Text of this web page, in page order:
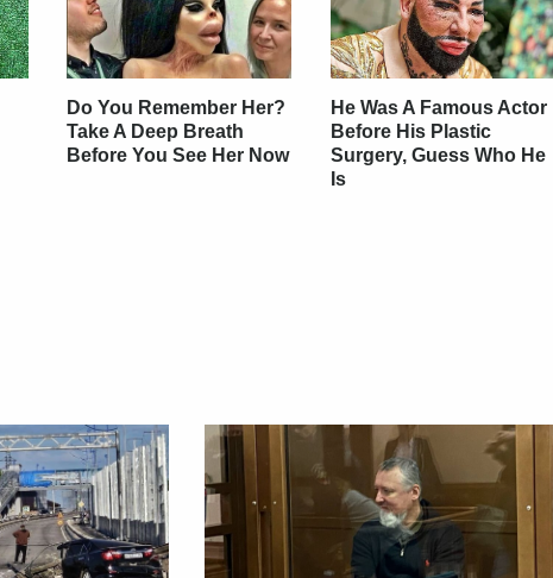
Do You Remember Her?
Take A Deep Breath
Before You See Her Now
He Was A Famous Actor
Before His Plastic
Surgery, Guess Who He
Is